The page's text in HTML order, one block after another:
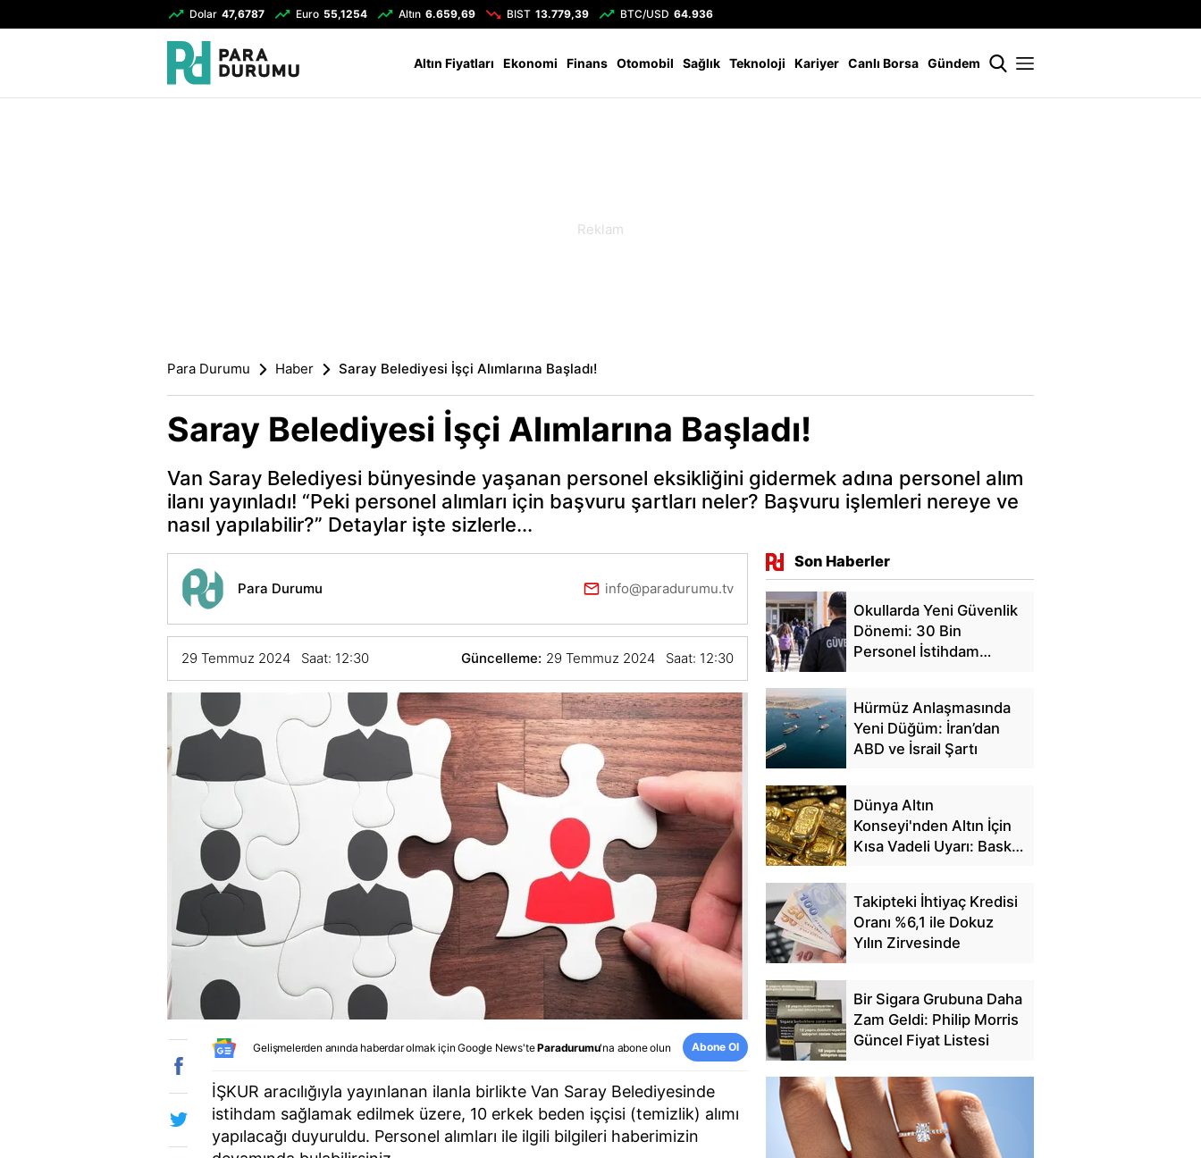
Dolar 47,6787 Euro 55,1254 Altın 6.659,69 BIST 13.779,39 BTC/USD 64.936
Altın Fiyatları Ekonomi Finans Otomobil Sağlık Teknoloji Kariyer Canlı Borsa Gündem
Para Durumu Haber Saray Belediyesi İşçi Alımlarına Başladı!
Saray Belediyesi İşçi Alımlarına Başladı!
Van Saray Belediyesi bünyesinde yaşanan personel eksikliğini gidermek adına personel alım
ilanı yayınladı! “Peki personel alımları için başvuru şartları neler? Başvuru işlemleri nereye ve
nasıl yapılabilir?” Detaylar işte sizlerle...
Para Durumu info@paradurumu.tv
29 Temmuz 2024 Saat: 12:30 Güncelleme: 29 Temmuz 2024 Saat: 12:30
Gelişmelerden anında haberdar olmak içinGoogle News'teParadurumu'na abone olun Abone Ol
İŞKUR aracılığıyla yayınlanan ilanla birlikte Van Saray Belediyesinde
istihdam sağlamak edilmek üzere, 10 erkek beden işçisi (temizlik) alımı
yapılacağı duyuruldu. Personel alımları ile ilgili bilgileri haberimizin
Son Haberler
Okullarda Yeni Güvenlik
Dönemi: 30 Bin
Personel İstihdam
Hürmüz Anlaşmasında
Yeni Düğüm: İran’dan
ABD ve İsrail Şartı
Dünya Altın
Konseyi'nden Altın İçin
Kısa Vadeli Uyarı: Baskı
Takipteki İhtiyaç Kredisi
Oranı %6,1 ile Dokuz
Yılın Zirvesinde
Bir Sigara Grubuna Daha
Zam Geldi: Philip Morris
Güncel Fiyat Listesi